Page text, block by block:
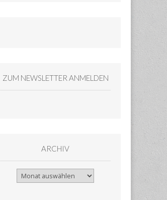
ZUM NEWSLETTER ANMELDEN
ARCHIV
Archiv